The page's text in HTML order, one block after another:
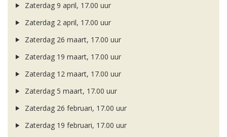
Zaterdag 9 april, 17.00 uur
Zaterdag 2 april, 17.00 uur
Zaterdag 26 maart, 17.00 uur
Zaterdag 19 maart, 17.00 uur
Zaterdag 12 maart, 17.00 uur
Zaterdag 5 maart, 17.00 uur
Zaterdag 26 februari, 17.00 uur
Zaterdag 19 februari, 17.00 uur